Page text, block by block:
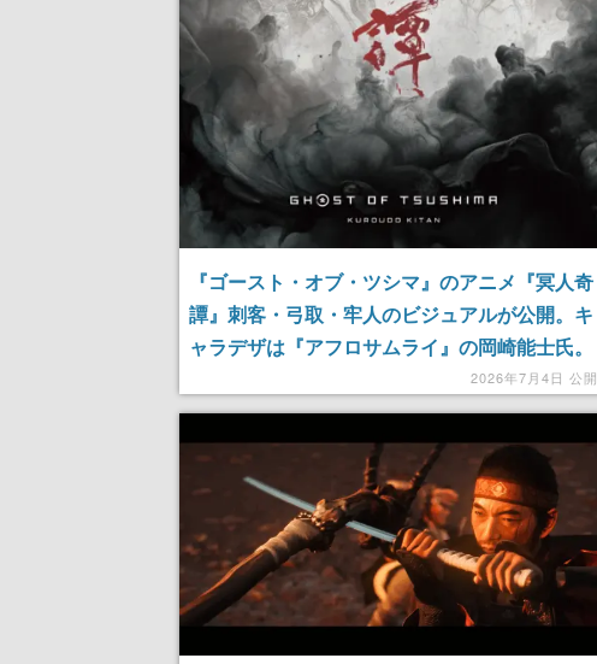
『ゴースト・オブ・ツシマ』のアニメ『冥人奇
譚』刺客・弓取・牢人のビジュアルが公開。キ
ャラデザは『アフロサムライ』の岡崎能士氏。
脚本は虚淵玄氏と前島賢氏が担当し、アニメは
神風動画が制作する期待作
2026年7月4日 公開